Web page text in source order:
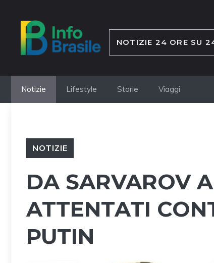
contenuto
NOTIZIE 24 ORE SU
Notizie Lifestyle Storie Viaggi
NOTIZIE
DA SARVAROV
ATTENTATI
PUTIN